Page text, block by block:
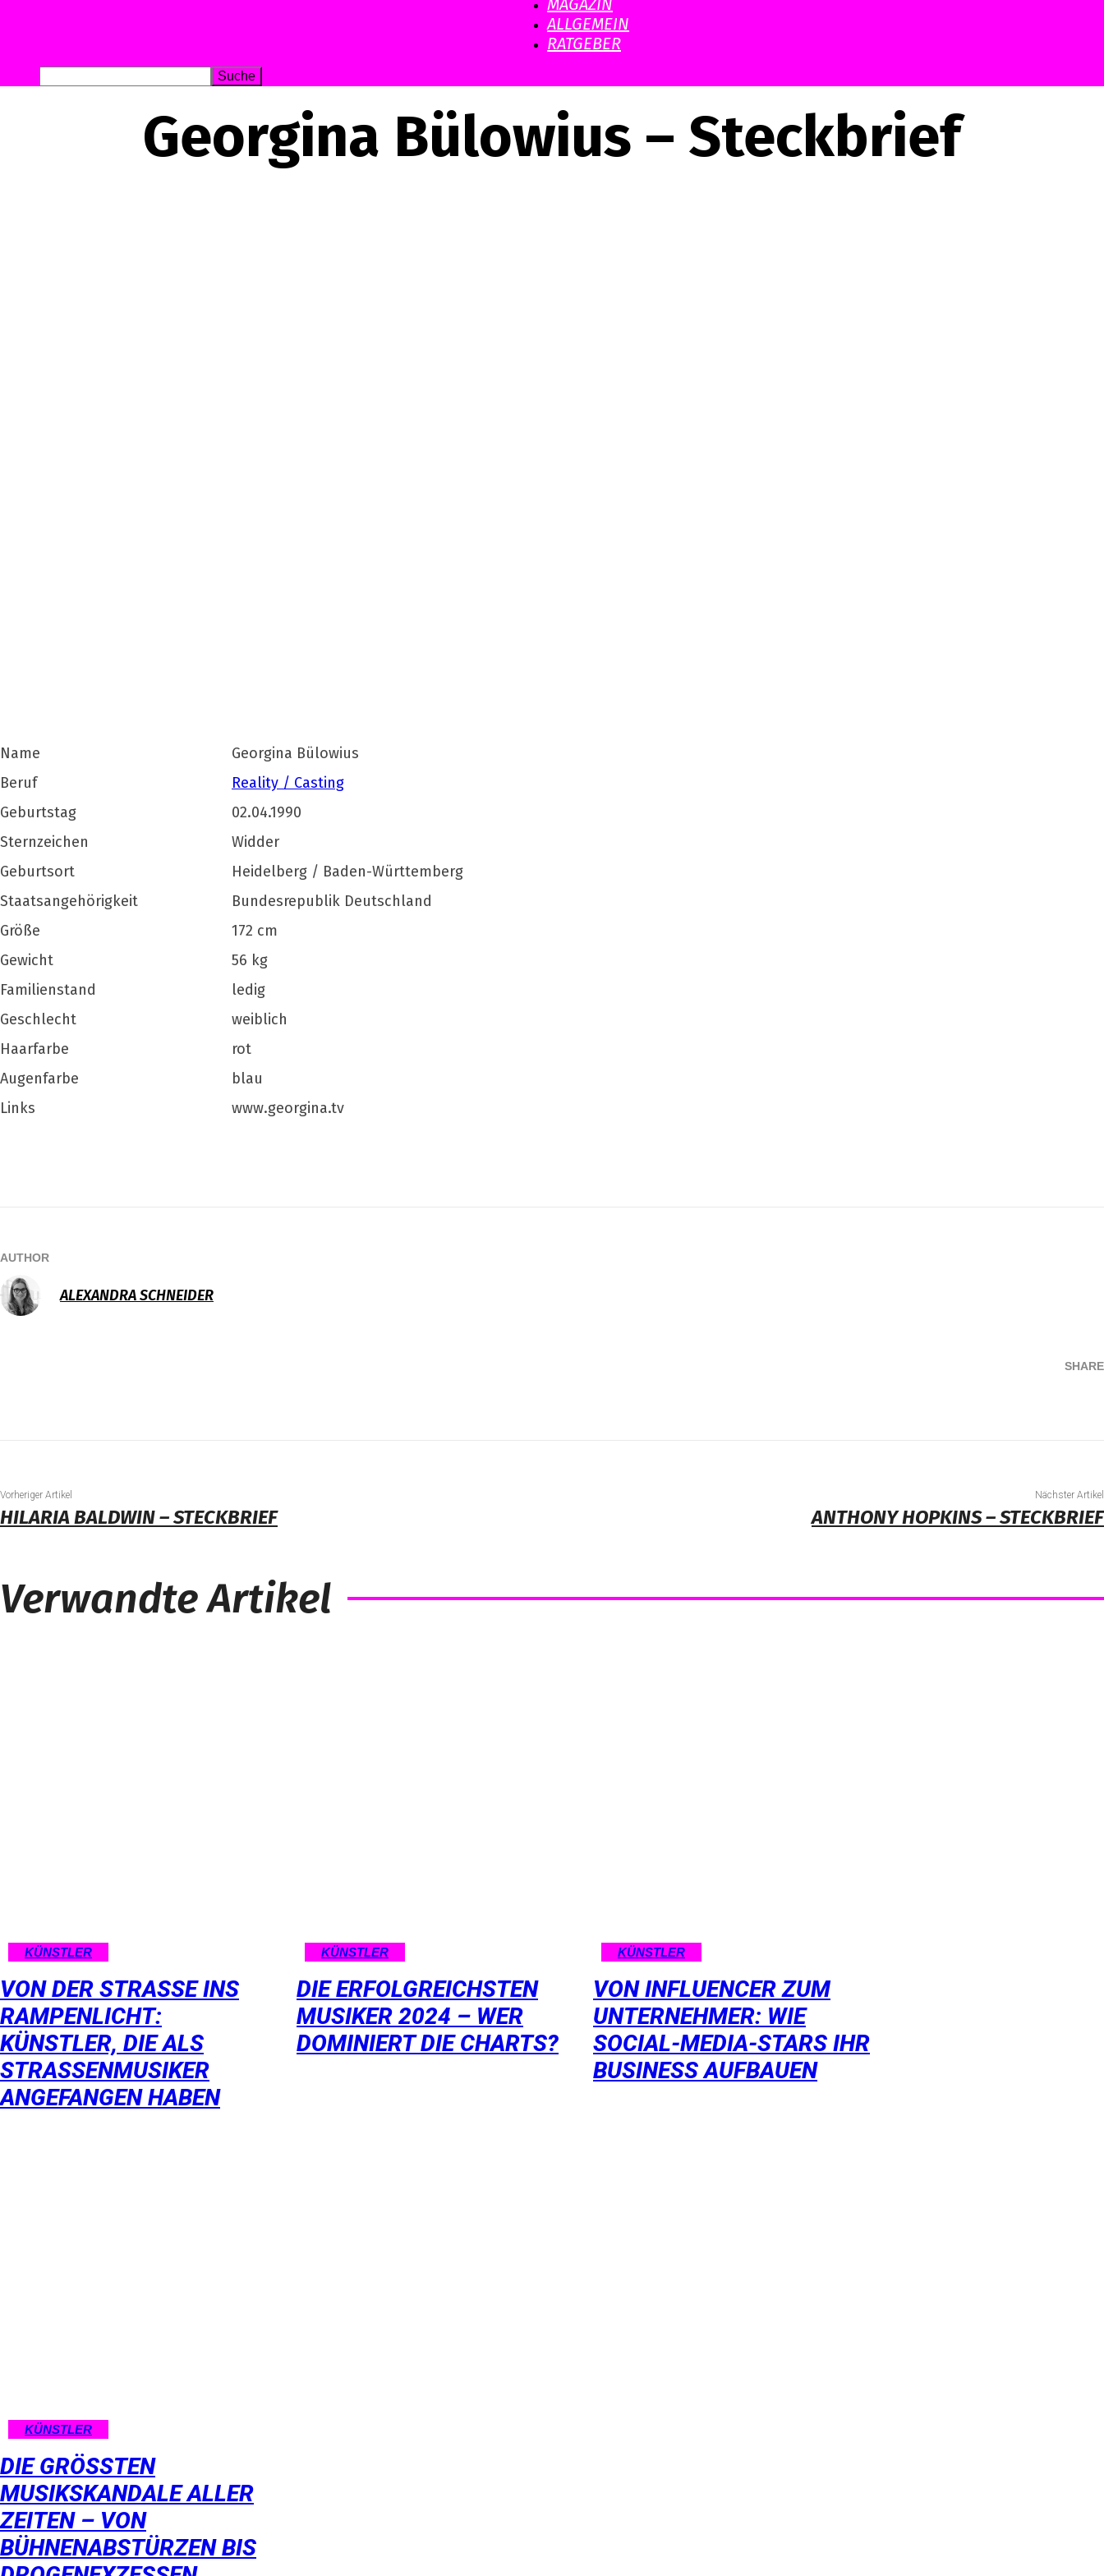
MAGAZIN
ALLGEMEIN
RATGEBER
Georgina Bülowius – Steckbrief
Name
Georgina Bülowius
Beruf
Reality / Casting
Geburtstag
02.04.1990
Sternzeichen
Widder
Geburtsort
Heidelberg / Baden-Württemberg
Staatsangehörigkeit
Bundesrepublik Deutschland
Größe
172 cm
Gewicht
56 kg
Familienstand
ledig
Geschlecht
weiblich
Haarfarbe
rot
Augenfarbe
blau
Links
www.georgina.tv
AUTHOR
ALEXANDRA SCHNEIDER
SHARE
Vorheriger Artikel
HILARIA BALDWIN – STECKBRIEF
Nächster Artikel
ANTHONY HOPKINS – STECKBRIEF
Verwandte Artikel
KÜNSTLER
VON DER STRASSE INS R
AMPENLICHT: K
ÜNSTLER, DIE ALS S
TRASSENMUSIKER AN
GEFANGEN HABEN
KÜNSTLER
DIE ERFOLGREICHSTEN
MUSIKER 2024 – WER
DOMINIERT DIE CHARTS?
KÜNSTLER
VON INFLUENCER ZUM
UNTERNEHMER: WIE
SOCIAL-MEDIA-STARS IHR
BUSINESS AUFBAUEN
KÜNSTLER
DIE GRÖSSTEN M
USIKSKANDALE ALLER Z
EITEN – VON B
ÜHNENABSTÜRZEN BIS D